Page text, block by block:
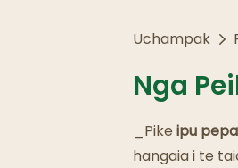
Uchampak
Nga
_Pikeipu
hangaia i te